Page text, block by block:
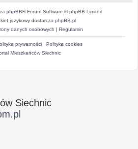
phpBB® Forum Software © phpBB Limited
językowy dostarcza phpBB.pl
danych osobowych | Regulamin
prywatności· Polityka cookies
Mieszkańców Siechnic
Siechnic